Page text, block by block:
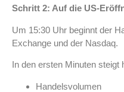
Schritt 2: Auf die US-
Um 15:30 Uhr beginnt der
Exchange und der Nasdaq.
In den ersten Minuten steigt
Handelsvolumen